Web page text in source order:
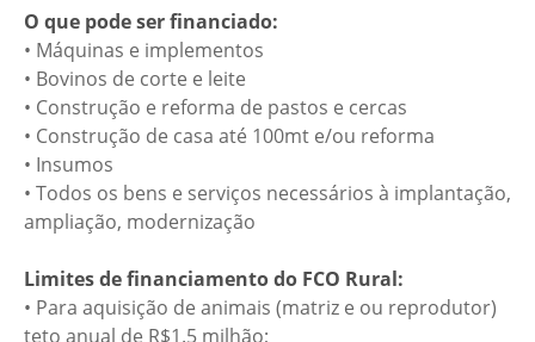
O que pode ser financiado:
• Máquinas e implementos
• Bovinos de corte e leite
• Construção e reforma de pastos e cercas
• Construção de casa até 100mt e/ou reforma
• Insumos
• Todos os bens e serviços necessários à implantação,
ampliação, modernização
Limites de financiamento do FCO Rural:
• Para aquisição de animais (matriz e ou reprodutor)
teto anual de R$1.5 milhão;